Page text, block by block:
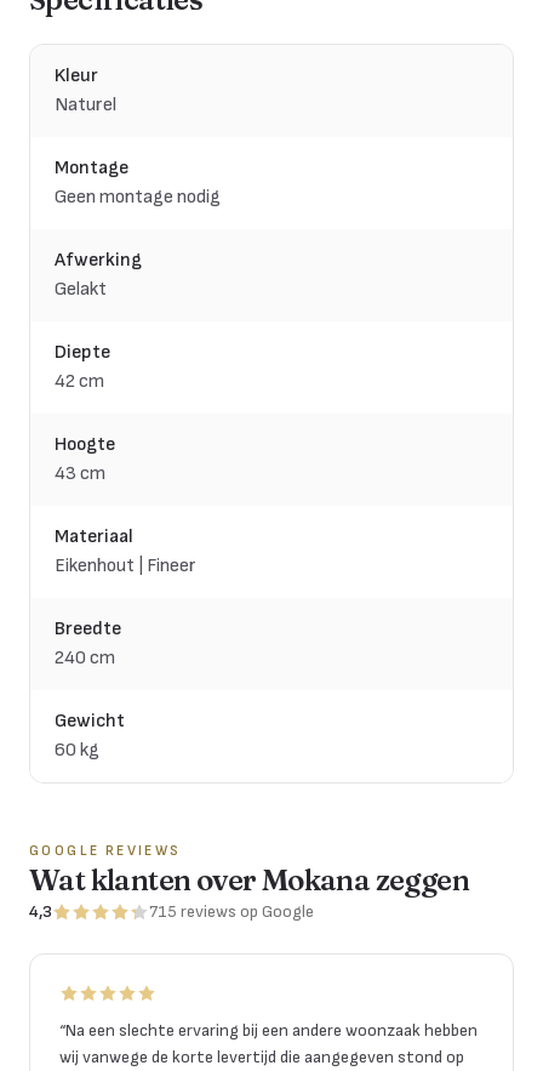
Kleur
Naturel
Montage
Geen montage nodig
Afwerking
Gelakt
Diepte
42 cm
Hoogte
43 cm
Materiaal
Eikenhout | Fineer
Breedte
240 cm
Gewicht
60 kg
GOOGLE REVIEWS
Wat klanten over Mokana zeggen
4,3 715 reviews op Google
“Na een slechte ervaring bij een andere woonzaak hebben
wij vanwege de korte levertijd die aangegeven stond op